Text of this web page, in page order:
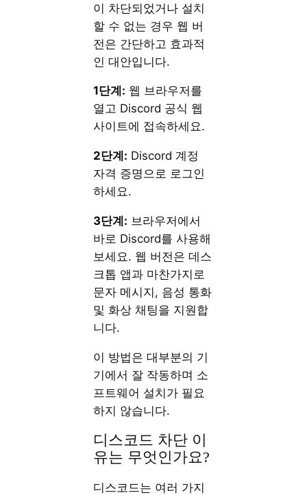
이 차단되었거나 설치
할 수 없는 경우 웹 버
전은 간단하고 효과적
인 대안입니다.
1단계: 웹 브라우저를
열고 Discord 공식 웹
사이트에 접속하세요.
2단계: Discord 계정
자격 증명으로 로그인
하세요.
3단계: 브라우저에서
바로 Discord를 사용해
보세요. 웹 버전은 데스
크톱 앱과 마찬가지로
문자 메시지, 음성 통화
및 화상 채팅을 지원합
니다.
이 방법은 대부분의 기
기에서 잘 작동하며 소
프트웨어 설치가 필요
하지 않습니다.
디스코드 차단 이
유는 무엇인가요?
디스코드는 여러 가지